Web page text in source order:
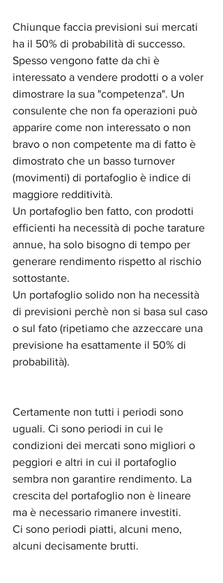
Chiunque faccia previsioni sui mercati
ha il 50% di probabilità di successo.
Spesso vengono fatte da chi è
interessato a vendere prodotti o a voler
dimostrare la sua "competenza". Un
consulente che non fa operazioni può
apparire come non interessato o non
bravo o non competente ma di fatto è
dimostrato che un basso turnover
(movimenti) di portafoglio è indice di
maggiore redditività.
Un portafoglio ben fatto, con prodotti
efficienti ha necessità di poche tarature
annue, ha solo bisogno di tempo per
generare rendimento rispetto al rischio
sottostante.
Un portafoglio solido non ha necessità
di previsioni perchè non si basa sul caso
o sul fato (ripetiamo che azzeccare una
previsione ha esattamente il 50% di
probabilità).
Certamente non tutti i periodi sono
uguali. Ci sono periodi in cui le
condizioni dei mercati sono migliori o
peggiori e altri in cui il portafoglio
sembra non garantire rendimento. La
crescita del portafoglio non è lineare
ma è necessario rimanere investiti.
Ci sono periodi piatti, alcuni meno,
alcuni decisamente brutti.